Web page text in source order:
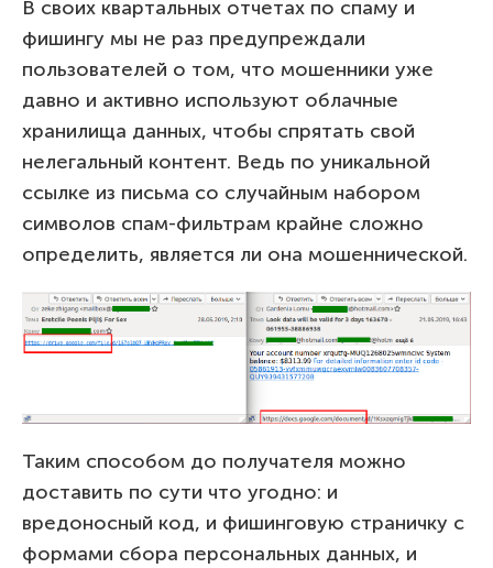
В своих квартальных отчетах по спаму и
фишингу мы не раз предупреждали
пользователей о том, что мошенники уже
давно и активно используют облачные
хранилища данных, чтобы спрятать свой
нелегальный контент. Ведь по уникальной
ссылке из письма со случайным набором
символов спам-фильтрам крайне сложно
определить, является ли она мошеннической.
Таким способом до получателя можно
доставить по сути что угодно: и
вредоносный код, и фишинговую страничку с
формами сбора персональных данных, и